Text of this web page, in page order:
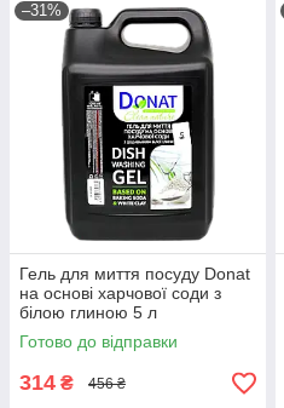
–31%
Гель для миття посуду Donat
на основі харчової соди з
білою глиною 5 л
Готово до відправки
314 ₴ 456 ₴